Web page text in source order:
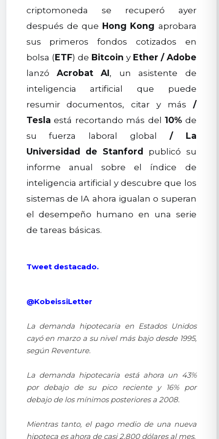
criptomoneda se recuperó ayer
después de que Hong Kong aprobara
sus primeros fondos cotizados en
bolsa (ETF) de Bitcoin y Ether / Adobe
lanzó Acrobat AI, un asistente de
inteligencia artificial que puede
resumir documentos, citar y más /
Tesla está recortando más del10% de
su fuerza laboral global /
La
Universidad de Stanford publicó su
informe anual sobre el índice de
inteligencia artificial y descubre que los
sistemas de IA ahora igualan o superan
el desempeño humano en una serie
de tareas básicas.
Tweet destacado.
@KobeissiLetter
La demanda hipotecaria en Estados Unidos
cayó en marzo a su nivel más bajo desde 1995,
según Reventure.
La demanda hipotecaria está ahora un 43%
por debajo de su pico reciente y 16% por
debajo de los mínimos posteriores a 2008.
Mientras tanto, el pago medio de una nueva
hipoteca es ahora de casi 2.800 dólares al mes.